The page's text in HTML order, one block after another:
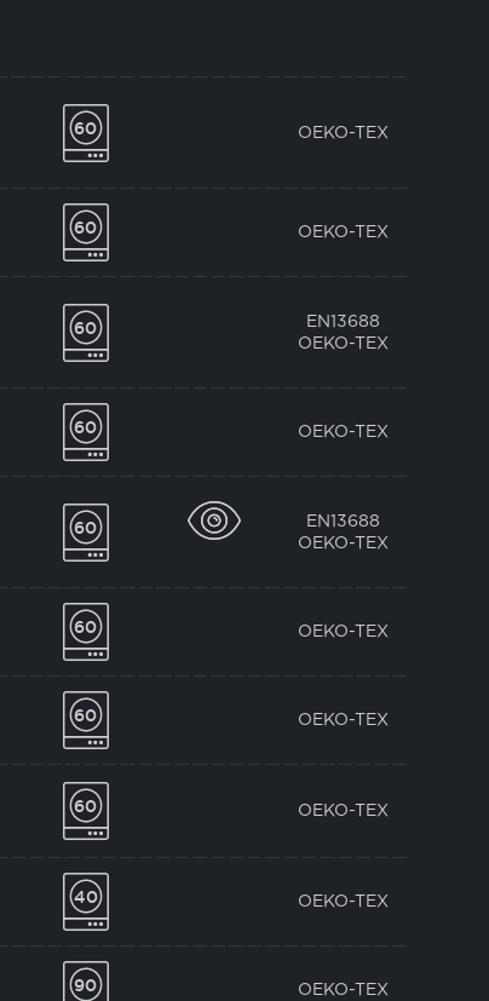
OEKO-TEX
OEKO-TEX
EN13688
OEKO-TEX
OEKO-TEX
EN13688
OEKO-TEX
OEKO-TEX
OEKO-TEX
OEKO-TEX
OEKO-TEX
OEKO-TEX